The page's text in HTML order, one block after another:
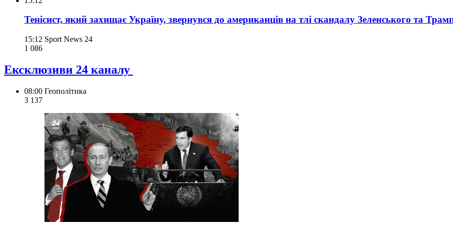
Тенісист, який захищає Україну, звернувся до американців на тлі скандалу Зеленського та
15:12 Sport News 24
1 086
Ексклюзиви 24 каналу
08:00 Геополітика
3 137